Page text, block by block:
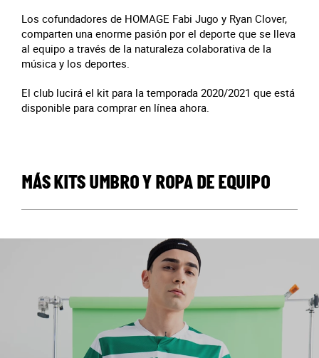
Los cofundadores de HOMAGE Fabi Jugo y Ryan Clover,
comparten una enorme pasión por el deporte que se lleva
al equipo a través de la naturaleza colaborativa de la
música y los deportes.
El club lucirá el kit para la temporada 2020/2021 que está
disponible para comprar en línea ahora.
MÁS KITS UMBRO Y ROPA DE EQUIPO